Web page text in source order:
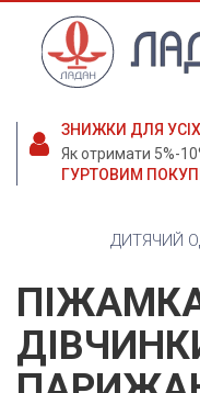
ЗНИЖКИ ДЛЯ УСІХ
Як отримати 5%-
ГУРТОВИМ
ДИТЯЧИЙ